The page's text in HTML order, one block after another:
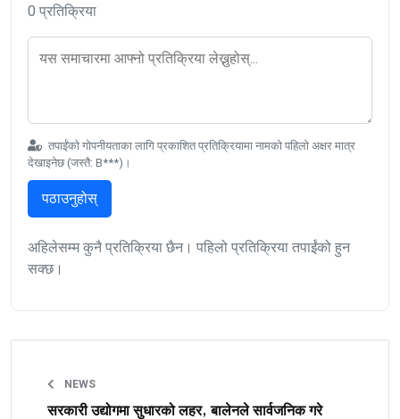
0 प्रतिक्रिया
तपाईंको गोपनीयताका लागि प्रकाशित प्रतिक्रियामा नामको पहिलो अक्षर मात्र
देखाइनेछ (जस्तै: B***)।
पठाउनुहोस्
अहिलेसम्म कुनै प्रतिक्रिया छैन। पहिलो प्रतिक्रिया तपाईंको हुन
सक्छ।
NEWS
सरकारी उद्योगमा सुधारको लहर, बालेनले सार्वजनिक गरे